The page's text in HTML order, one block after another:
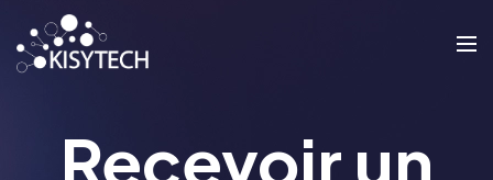
Recevoir un